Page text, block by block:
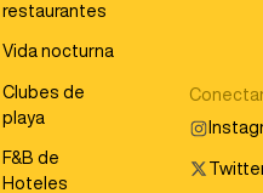
restaurantes
Vida nocturna
Clubes de
playa
F&B de
Hoteles